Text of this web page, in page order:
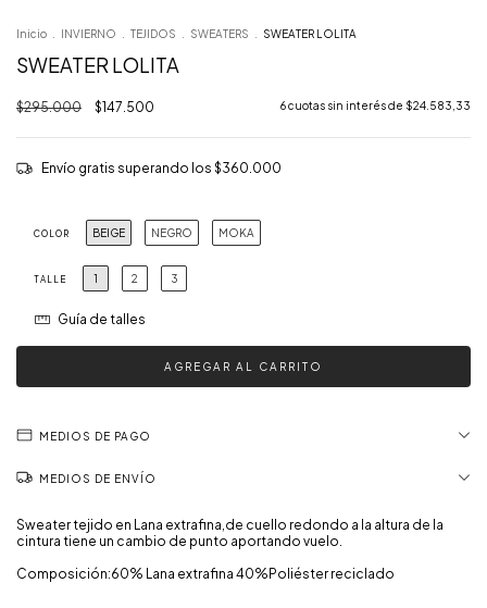
Inicio INVIERNO TEJIDOS SWEATERS SWEATER LOLITA
SWEATER LOLITA
$295.000 $147.500 6cuotas sin interés de $24.583,33
Envío gratis superando los $360.000
COLOR BEIGE NEGRO MOKA
TALLE 1 2 3
Guía de talles
MEDIOS DE PAGO
MEDIOS DE ENVÍO
Sweater tejido en Lana extrafina,de cuello redondo a la altura de la
cintura tiene un cambio de punto aportando vuelo.
Composición:60% Lana extrafina 40%Poliéster reciclado